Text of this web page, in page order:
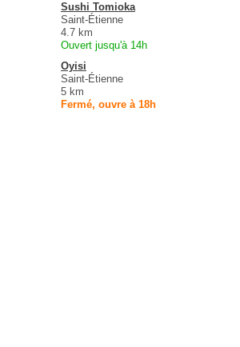
Sushi Tomioka
Saint-Étienne
4.7 km
Ouvert jusqu'à 14h
Oyisi
Saint-Étienne
5 km
Fermé, ouvre à 18h